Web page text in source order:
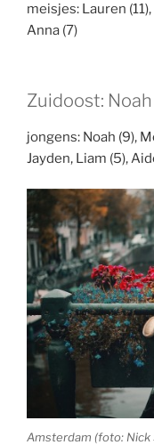
meisjes: Lauren
Anna (7)
Zuidoost:
jongens: Noah (9),
Jayden, Liam (5),
Amsterdam (foto: Nick